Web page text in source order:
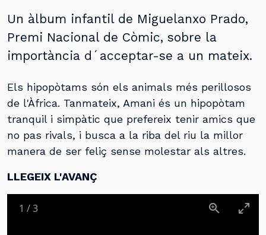
Un àlbum infantil de Miguelanxo Prado,
Premi Nacional de Còmic, sobre la
importància d´acceptar-se a un mateix.
Els hipopòtams són els animals més perillosos
de l'Àfrica. Tanmateix, Amani és un hipopòtam
tranquil i simpàtic que prefereix tenir amics que
no pas rivals, i busca a la riba del riu la millor
manera de ser feliç sense molestar als altres.
LLEGEIX L'AVANÇ
1 /3